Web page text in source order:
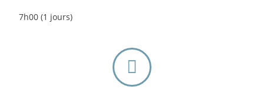
7h00 (1 jours)